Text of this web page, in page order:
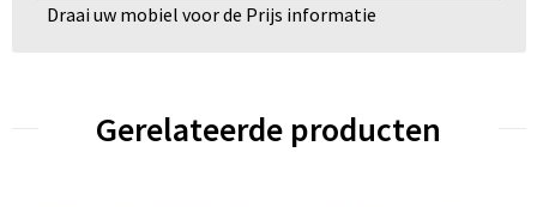
Draai uw mobiel voor de Prijs informatie
Gerelateerde producten